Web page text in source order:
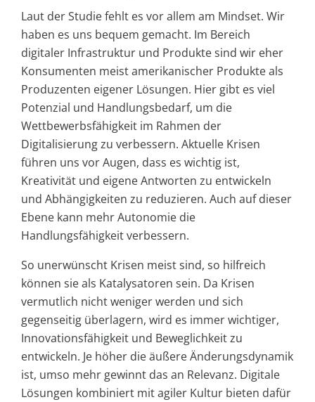
Laut der Studie fehlt es vor allem am Mindset. Wir
haben es uns bequem gemacht. Im Bereich
digitaler Infrastruktur und Produkte sind wir eher
Konsumenten meist amerikanischer Produkte als
Produzenten eigener Lösungen. Hier gibt es viel
Potenzial und Handlungsbedarf, um die
Wettbewerbsfähigkeit im Rahmen der
Digitalisierung zu verbessern. Aktuelle Krisen
führen uns vor Augen, dass es wichtig ist,
Kreativität und eigene Antworten zu entwickeln
und Abhängigkeiten zu reduzieren. Auch auf dieser
Ebene kann mehr Autonomie die
Handlungsfähigkeit verbessern.
So unerwünscht Krisen meist sind, so hilfreich
können sie als Katalysatoren sein. Da Krisen
vermutlich nicht weniger werden und sich
gegenseitig überlagern, wird es immer wichtiger,
Innovationsfähigkeit und Beweglichkeit zu
entwickeln. Je höher die äußere Änderungsdynamik
ist, umso mehr gewinnt das an Relevanz. Digitale
Lösungen kombiniert mit agiler Kultur bieten dafür